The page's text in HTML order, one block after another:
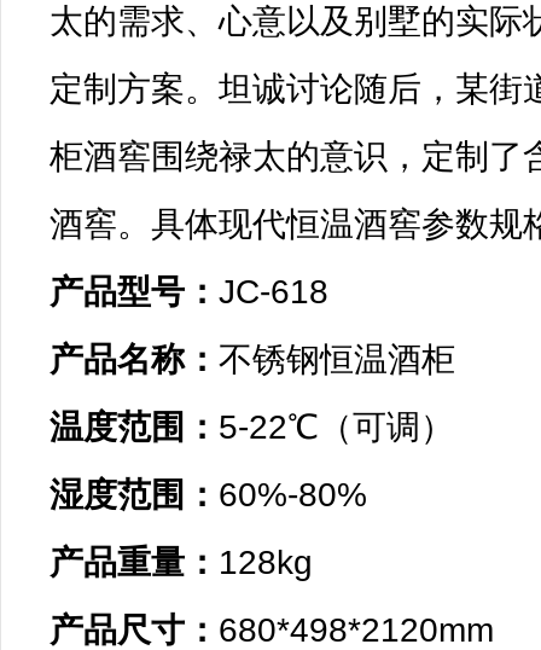
太的需求、心意以及别墅的实
定制方案。坦诚讨论随后，某
柜酒窖围绕禄太的意识，定制
产品型号：
产品名称：
温度范围：
湿度范围：
产品重量：
产品尺寸：